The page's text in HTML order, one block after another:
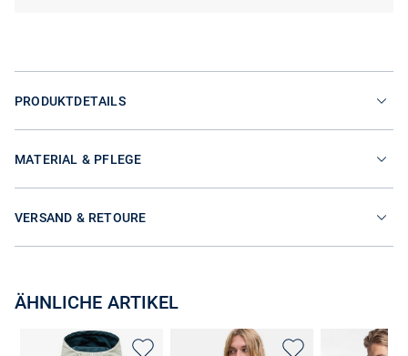
PRODUKTDETAILS
MATERIAL & PFLEGE
VERSAND & RETOURE
ÄHNLICHE ARTIKEL